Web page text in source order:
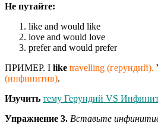
Не путайте:
like and would like
love and would love
prefer and would prefer
ПРИМЕР. I like travelling (герундий).
(инфинитив).
Изучить тему Герундий VS
Упражнение 3. Вставьте